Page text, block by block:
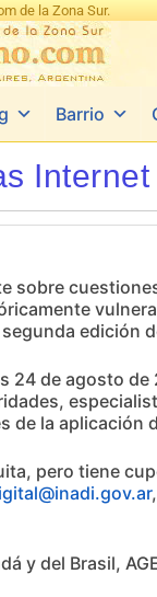
de la Zona Sur.
Barrio
sobre
edición
24 de agosto
de la aplicación
pero tiene
y del Brasil,